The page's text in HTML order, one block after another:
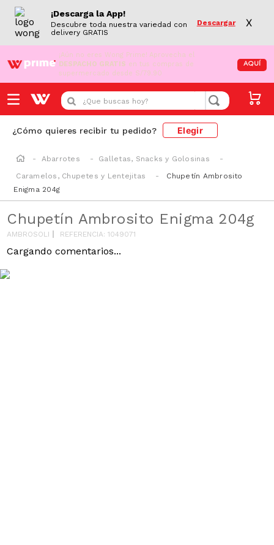
¡Descarga la App!
Descubre toda nuestra variedad con
delivery GRATIS
Descargar X
¡Aún no eres Wong Prime! Aprovecha el
DESPACHO GRATIS en tus compras de
supermercado desde S/79.90
AQUÍ
¿Que buscas hoy?
¿Cómo quieres recibir tu pedido? Elegir
Abarrotes
Galletas, Snacks y Golosinas
Caramelos, Chupetes y Lentejitas
Chupetín Ambrosito
Enigma 204g
Chupetín Ambrosito Enigma 204g
AMBROSOLI REFERENCIA:1049071
Cargando comentarios...